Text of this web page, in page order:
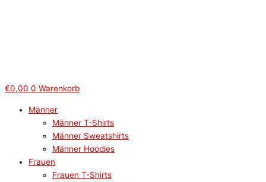
€0,00 0 Warenkorb
Männer
Männer T-Shirts
Männer Sweatshirts
Männer Hoodies
Frauen
Frauen T-Shirts